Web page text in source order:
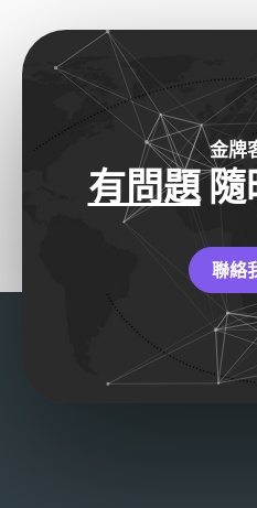
金牌
有問題隨
聯絡